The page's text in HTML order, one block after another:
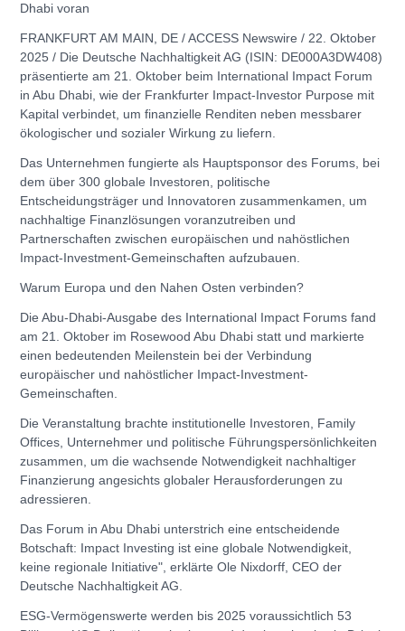
Dhabi voran
FRANKFURT AM MAIN, DE / ACCESS Newswire / 22. Oktober
2025 / Die Deutsche Nachhaltigkeit AG (ISIN: DE000A3DW408)
präsentierte am 21. Oktober beim International Impact Forum
in Abu Dhabi, wie der Frankfurter Impact-Investor Purpose mit
Kapital verbindet, um finanzielle Renditen neben messbarer
ökologischer und sozialer Wirkung zu liefern.
Das Unternehmen fungierte als Hauptsponsor des Forums, bei
dem über 300 globale Investoren, politische
Entscheidungsträger und Innovatoren zusammenkamen, um
nachhaltige Finanzlösungen voranzutreiben und
Partnerschaften zwischen europäischen und nahöstlichen
Impact-Investment-Gemeinschaften aufzubauen.
Warum Europa und den Nahen Osten verbinden?
Die Abu-Dhabi-Ausgabe des International Impact Forums fand
am 21. Oktober im Rosewood Abu Dhabi statt und markierte
einen bedeutenden Meilenstein bei der Verbindung
europäischer und nahöstlicher Impact-Investment-
Gemeinschaften.
Die Veranstaltung brachte institutionelle Investoren, Family
Offices, Unternehmer und politische Führungspersönlichkeiten
zusammen, um die wachsende Notwendigkeit nachhaltiger
Finanzierung angesichts globaler Herausforderungen zu
adressieren.
Das Forum in Abu Dhabi unterstrich eine entscheidende
Botschaft: Impact Investing ist eine globale Notwendigkeit,
keine regionale Initiative", erklärte Ole Nixdorff, CEO der
Deutsche Nachhaltigkeit AG.
ESG-Vermögenswerte werden bis 2025 voraussichtlich 53